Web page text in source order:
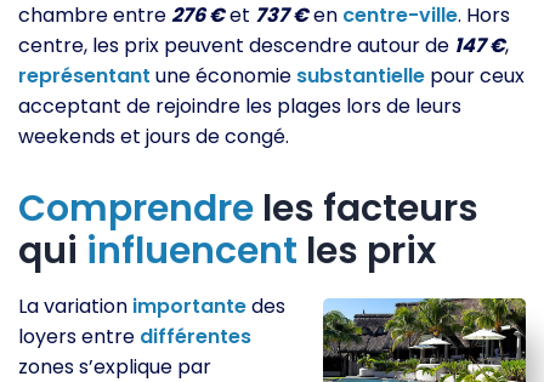
chambre entre276 €et 737 €en centre-ville. Hors
centre, les prix peuvent descendre autour de 147 €,
représentant une économie substantielle pour ceux
acceptant de rejoindre les plages lors de leurs
weekends et jours de congé.
Comprendre les facteurs
qui influencent les prix
La variation importantedes
loyers entre différentes
zones s’explique par